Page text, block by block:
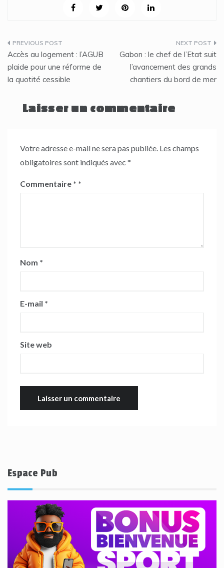
Navigation
de
l’article
Accès au logement : l’AGUB
plaide pour une réforme de
la quotité cessible
Gabon : le chef de l’Etat suit
l’avancement des grands
chantiers du bord de mer
Laisser un commentaire
Votre adresse e-mail ne sera pas publiée. Les champs
obligatoires sont indiqués avec *
Commentaire *
Nom *
E-mail *
Site web
Espace Pub